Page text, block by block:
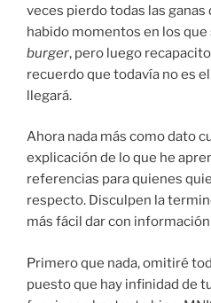
veces pierdo todas las ganas
habido momentos en los
burger, pero luego
recuerdo que todavía no es
llegará.
Ahora nada más como dato
explicación de lo que he
referencias para quienes
respecto. Disculpen la
más fácil dar con
Primero que nada, omitiré
puesto que hay infinidad de